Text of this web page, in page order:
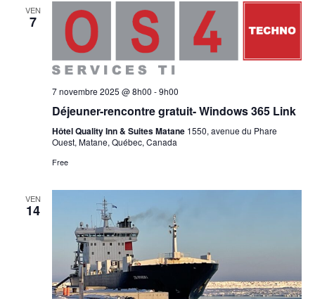
VEN
7
7 novembre 2025 @ 8h00 -9h00
Déjeuner-rencontre gratuit- Windows 365 Link
Hôtel Quality Inn & Suites Matane 1550, avenue du Phare
Ouest, Matane, Québec, Canada
Free
VEN
14